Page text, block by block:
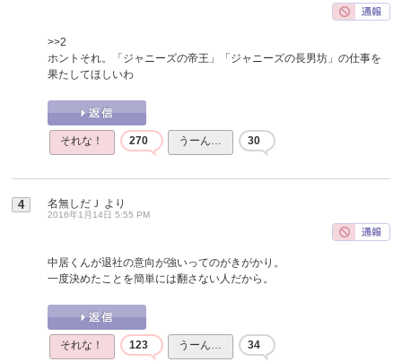
>>2
ホントそれ。「ジャニーズの帝王」「ジャニーズの長男坊」の仕事を
果たしてほしいわ
それな！ 270 うーん… 30
4 名無しだＪ より
2016年1月14日 5:55 PM
中居くんが退社の意向が強いってのがきがかり。
一度決めたことを簡単には翻さない人だから。
それな！ 123 うーん… 34